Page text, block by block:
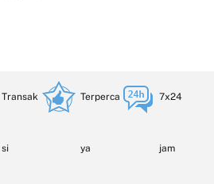
Transak
si
Terperca
ya
7x24
jam